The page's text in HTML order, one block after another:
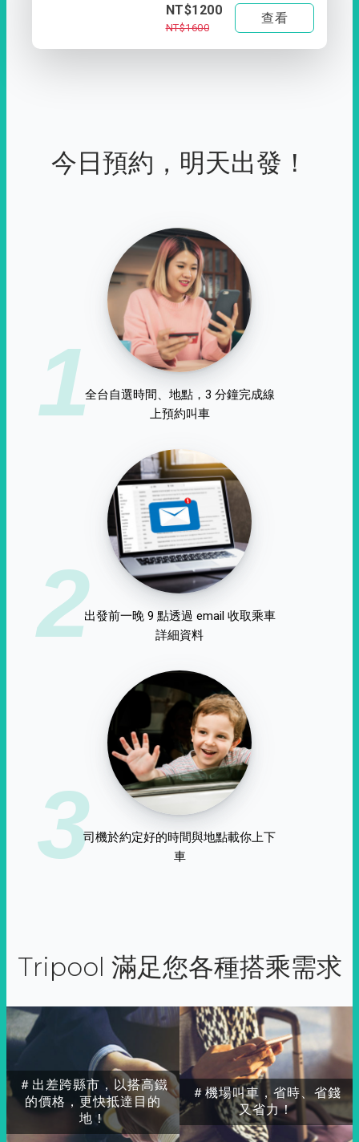
NT$1200
NT$1600
查看
今日預約，明天出發！
1全台自選時間、地點，3 分鐘完成線
上預約叫車
2出發前一晚 9 點透過 email 收取乘車
詳細資料
3司機於約定好的時間與地點載你上下
車
Tripool 滿足您各種搭乘需求
＃出差跨縣市，以搭高鐵
的價格，更快抵達目的
地！
＃機場叫車，省時、省錢
又省力！